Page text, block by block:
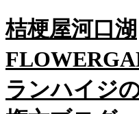
桔梗屋河口湖
ランハイジ